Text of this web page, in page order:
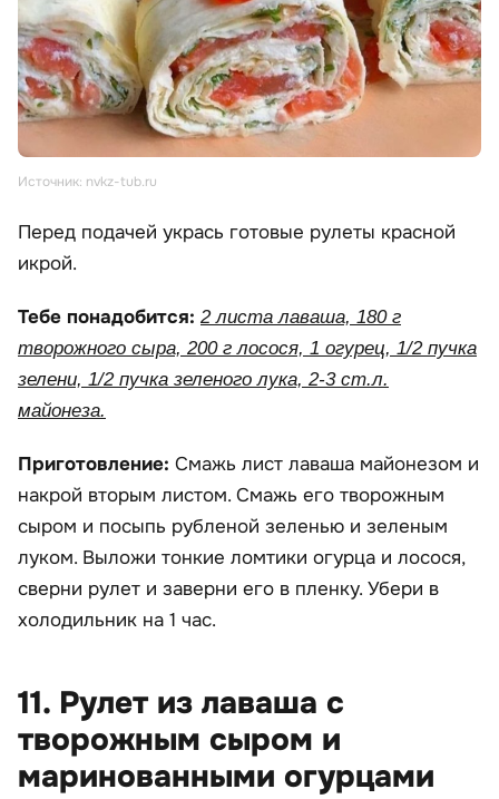
Источник: nvkz-tub.ru
Перед подачей укрась готовые рулеты красной
икрой.
Тебе понадобится: 2 листа лаваша, 180 г
творожного сыра, 200 г лосося, 1 огурец, 1/2 пучка
зелени, 1/2 пучка зеленого лука, 2-3 ст.л.
майонеза.
Приготовление: Смажь лист лаваша майонезом и
накрой вторым листом. Смажь его творожным
сыром и посыпь рубленой зеленью и зеленым
луком. Выложи тонкие ломтики огурца и лосося,
сверни рулет и заверни его в пленку. Убери в
холодильник на 1 час.
11. Рулет из лаваша с
творожным сыром и
маринованными огурцами